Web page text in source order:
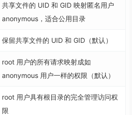
共享文件的 UID 和 GID 映射匿名用户
anonymous，适合公用目录
保留共享文件的 UID 和 GID（默认）
root 用户的所有请求映射成如
anonymous 用户一样的权限（默认）
root 用户具有根目录的完全管理访问权
限